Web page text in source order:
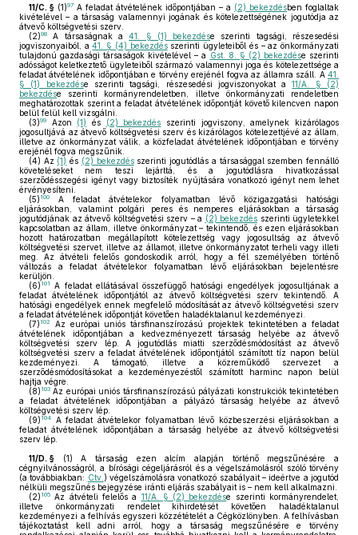
11/C. § (1)97 A feladat átvételének időpontjában – a (2) bekezdésben foglaltak
kivételével – a társaság valamennyi jogának és kötelezettségének jogutódja az
átvevő költségvetési szerv.
(2)98 A társaságnak a41. § (1) bekezdése szerinti tagsági, részesedési
jogviszonyaiból, a41. § (4) bekezdésszerinti ügyleteiből és – az önkormányzati
tulajdonú gazdasági társaságok kivételével – a Gst. 8. § (2) bekezdése szerinti
adósságot keletkeztető ügyleteiből származó valamennyi joga és kötelezettsége a
feladat átvételének időpontjában e törvény erejénél fogva az államra száll. A 41.
§ (1) bekezdése szerinti tagsági, részesedési jogviszonyokat a11/A. § (2)
bekezdése szerinti kormányrendeletben, illetve önkormányzati rendeletben
meghatározottak szerint a feladat átvételének időpontját követő kilencven napon
belül felül kell vizsgálni.
(3)99 Azon (1) és (2) bekezdés szerinti jogviszony, amelynek kizárólagos
jogosultjává az átvevő költségvetési szerv és kizárólagos kötelezettjévé az állam,
illetve az önkormányzat válik, a közfeladat átvételének időpontjában e törvény
erejénél fogva megszűnik.
(4) Az (1) és (2) bekezdésszerinti jogutódlás a társasággal szemben fennálló
követeléseket nem teszi lejárttá, és a jogutódlásra hivatkozással
szerződésszegési igényt vagy biztosíték nyújtására vonatkozó igényt nem lehet
érvényesíteni.
(5) 100
A feladat átvételekor folyamatban lévő közigazgatási hatósági
eljárásokban, valamint polgári peres és nemperes eljárásokban a társaság
jogutódjának az átvevő költségvetési szerv – a (2) bekezdés szerinti ügyletekkel
kapcsolatban az állam, illetve önkormányzat – tekintendő, és ezen eljárásokban
hozott határozatban megállapított kötelezettség vagy jogosultság az átvevő
költségvetési szervet, illetve az államot, illetve önkormányzatot terheli vagy illeti
meg. Az átvételi felelős gondoskodik arról, hogy a fél személyében történő
változás a feladat átvételekor folyamatban lévő eljárásokban bejelentésre
kerüljön.
(6) 101
A feladat ellátásával összefüggő hatósági engedélyek jogosultjának a
feladat átvételének időpontjától az átvevő költségvetési szerv tekintendő. A
hatósági engedélyek ennek megfelelő módosítását az átvevő költségvetési szerv
a feladat átvételének időpontját követően haladéktalanul kezdeményezi.
(7) 102
Az európai uniós társfinanszírozású projektek tekintetében a feladat
átvételének időpontjában a kedvezményezett társaság helyébe az átvevő
költségvetési szerv lép. A jogutódlás miatti szerződésmódosítást az átvevő
költségvetési szerv a feladat átvételének időpontjától számított tíz napon belül
kezdeményezi. A támogató, illetve a közreműködő szervezet a
szerződésmódosításokat a kezdeményezéstől számított harminc napon belül
hajtja végre.
(8) 103 Az európai uniós társfinanszírozású pályázati konstrukciók tekintetében
a feladat átvételének időpontjában a pályázó társaság helyébe az átvevő
költségvetési szerv lép.
(9) 104
A feladat átvételekor folyamatban lévő közbeszerzési eljárásokban a
feladat átvételének időpontjában a társaság helyébe az átvevő költségvetési
szerv lép.
11/D. § (1) A társaság ezen alcím alapján történő megszűnésére a
cégnyilvánosságról, a bírósági cégeljárásról és a végelszámolásról szóló törvény
(a továbbiakban: Ctv. ) végelszámolásra vonatkozó szabályait – ideértve a jogutód
nélküli megszűnés bejegyzése iránti eljárás szabályait is – nem kell alkalmazni.
(2) 105 Az átvételi felelős a 11/A. § (2) bekezdése szerinti kormányrendelet,
illetve önkormányzati rendelet kihirdetését követően haladéktalanul
kezdeményezi a felhívás egyszeri közzétételét a Cégközlönyben. A felhívásban
tájékoztatást kell adni arról, hogy a társaság megszűnésére e törvény